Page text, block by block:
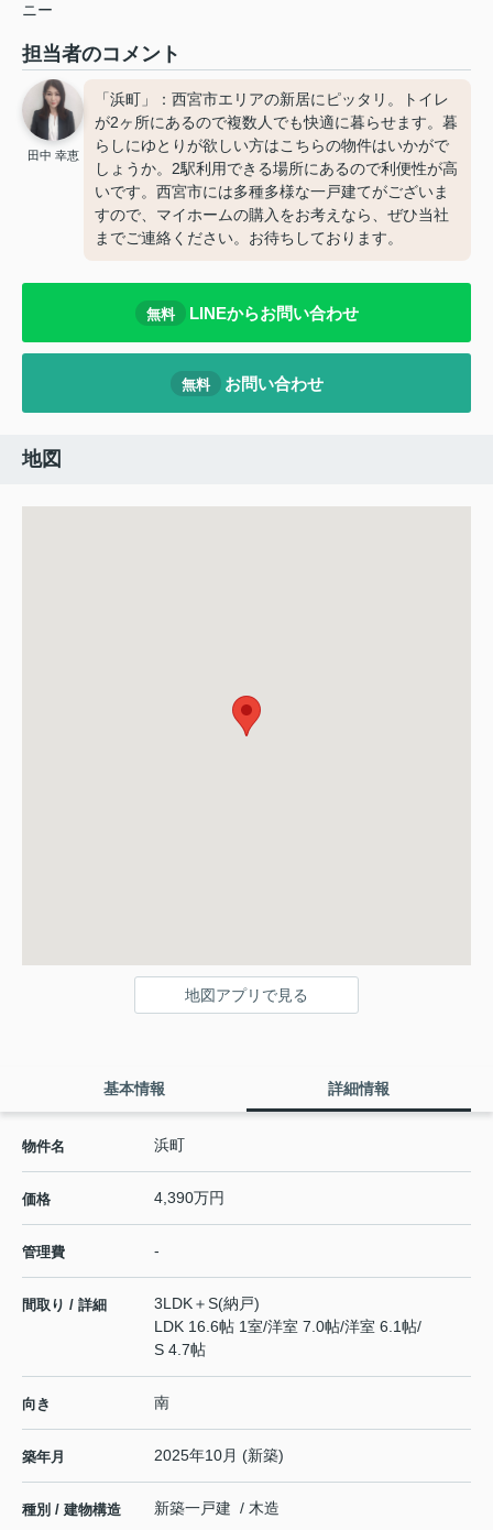
ニー
担当者のコメント
田中 幸恵
「浜町」：西宮市エリアの新居にピッタリ。トイレ
が2ヶ所にあるので複数人でも快適に暮らせます。暮
らしにゆとりが欲しい方はこちらの物件はいかがで
しょうか。2駅利用できる場所にあるので利便性が高
いです。西宮市には多種多様な一戸建てがございま
すので、マイホームの購入をお考えなら、ぜひ当社
までご連絡ください。お待ちしております。
無料 LINEからお問い合わせ
無料 お問い合わせ
地図
地図アプリで見る
基本情報 詳細情報
物件名 浜町
価格 4,390万円
管理費 -
間取り / 詳細
3LDK＋S(納戸)
LDK 16.6帖 1室/洋室 7.0帖/洋室 6.1帖/
S 4.7帖
向き 南
築年月 2025年10月 (新築)
種別 / 建物構造 新築一戸建 / 木造